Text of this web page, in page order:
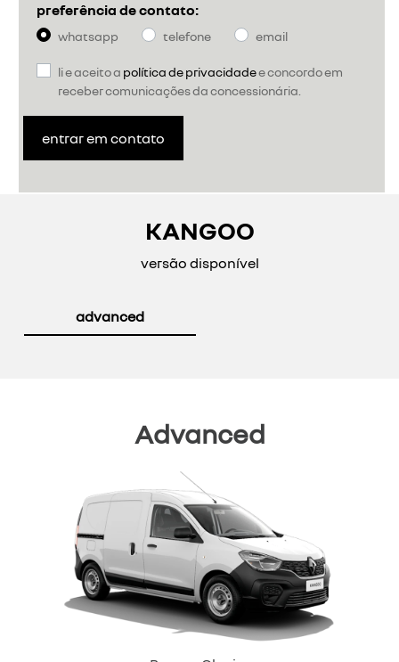
preferência de contato:
whatsapp telefone email
li e aceito a política de privacidadee concordo em
receber comunicações da concessionária.
entrar em contato
KANGOO
versão disponível
advanced
Advanced